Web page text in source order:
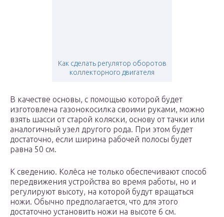
Как сделать регулятор оборотов
коллекторного двигателя
В качестве основы, с помощью которой будет
изготовлена газонокосилка своими руками, можно
взять шасси от старой коляски, основу от тачки или
аналогичный узел другого рода. При этом будет
достаточно, если ширина рабочей полосы будет
равна 50 см.
К сведению. Колёса не только обеспечивают способ
передвижения устройства во время работы, но и
регулируют высоту, на которой будут вращаться
ножи. Обычно предполагается, что для этого
достаточно установить ножи на высоте 6 см.